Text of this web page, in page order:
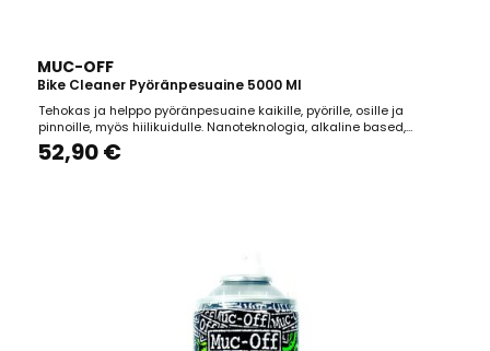
MUC-OFF
Bike Cleaner Pyöränpesuaine 5000 Ml
Tehokas ja helppo pyöränpesuaine kaikille, pyörille, osille ja
pinnoille, myös hiilikuidulle. Nanoteknologia, alkaline based,
biohajoava, CFC ja liuotinvapaa.
52,90 €